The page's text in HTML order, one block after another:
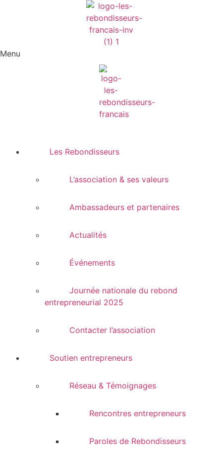
Menu
Les Rebondisseurs
L’association & ses valeurs
Ambassadeurs et partenaires
Actualités
Événements
Journée nationale du rebond
entrepreneurial 2025
Contacter l’association
Soutien entrepreneurs
Réseau & Témoignages
Rencontres entrepreneurs
Paroles de Rebondisseurs